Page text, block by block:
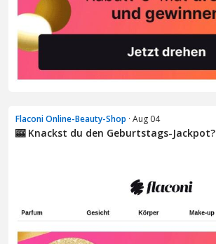
Flaconi Online-Beauty-Shop · Aug 04
🎰 Knackst du den Geburtstags-Jackpot?